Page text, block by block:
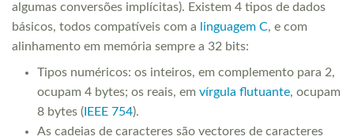
algumas conversões implícitas). Existem 4 tipos de dados
básicos, todos compatíveis com a
linguagem C, e com
alinhamento em memória sempre a 32 bits:
Tipos numéricos: os inteiros, em complemento para 2,
ocupam 4 bytes; os reais, em vírgula flutuante, ocupam
8 bytes ( IEEE 754).
As cadeias de caracteres são vectores de caracteres